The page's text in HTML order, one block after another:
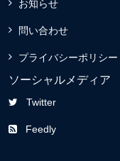
お知らせ
問い合わせ
プライバシーポリシー
ソーシャルメディア
Twitter
Feedly